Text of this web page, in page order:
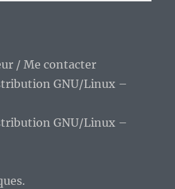
/ Me contacter
GNU/Linux –
GNU/Linux –